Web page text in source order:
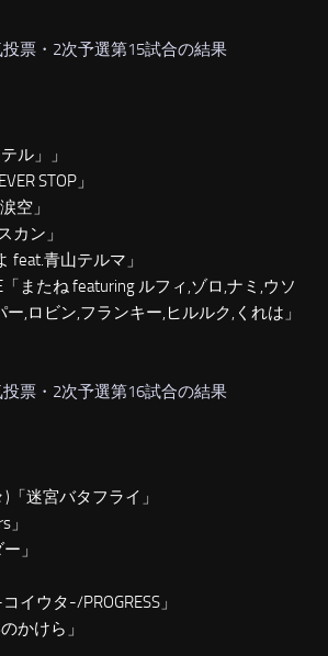
票・2次予選第15試合の結果
ル」」
STOP」
空」
カン」
feat.青山テルマ」
「またね featuring ルフィ,ゾロ,ナミ,ウソ
,ロビン,フランキー,ヒルルク,くれは」
票・2次予選第16試合の結果
迷宮バタフライ」
」
イウタ-/PROGRESS」
かけら」